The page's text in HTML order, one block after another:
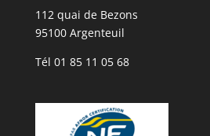
112 quai de Bezons
95100 Argenteuil
Tél 01 85 11 05 68